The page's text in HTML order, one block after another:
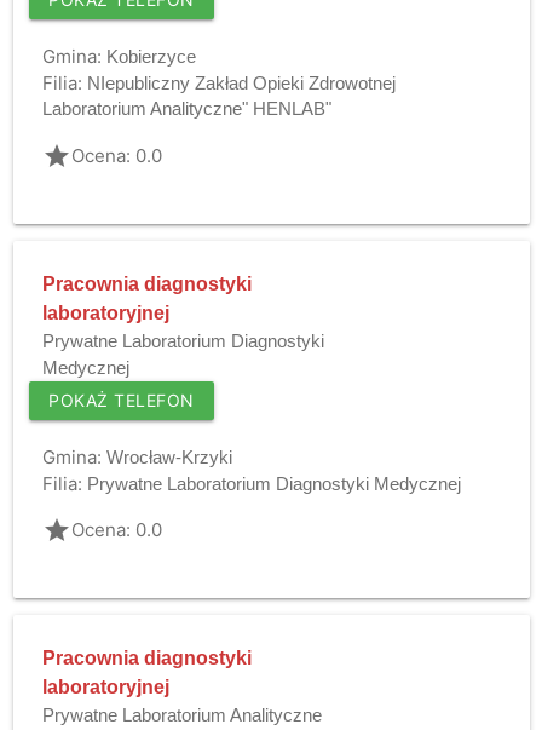
Gmina: Kobierzyce
Filia: NIepubliczny Zakład Opieki Zdrowotnej
Laboratorium Analityczne" HENLAB"
gradeOcena: 0.0
Pracownia diagnostyki
laboratoryjnej
Prywatne Laboratorium Diagnostyki
Medycznej
POKAŻ TELEFON
Gmina: Wrocław-Krzyki
Filia: Prywatne Laboratorium Diagnostyki Medycznej
gradeOcena: 0.0
Pracownia diagnostyki
laboratoryjnej
Prywatne Laboratorium Analityczne